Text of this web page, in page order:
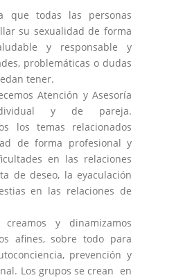
que todas las personas
su sexualidad de forma
y responsable y
problemáticas o dudas
tener.
Atención y Asesoría
y de pareja.
los temas relacionados
de forma profesional y
en las relaciones
de deseo, la eyaculación
en las relaciones de
y dinamizamos
afines, sobre todo para
prevención y
Los grupos se crean en